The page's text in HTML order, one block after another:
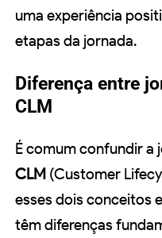
uma experiência
etapas da jornada.
Diferença entre
CLM
É comum confundir a
CLM (Customer
esses dois conceitos
têm diferenças